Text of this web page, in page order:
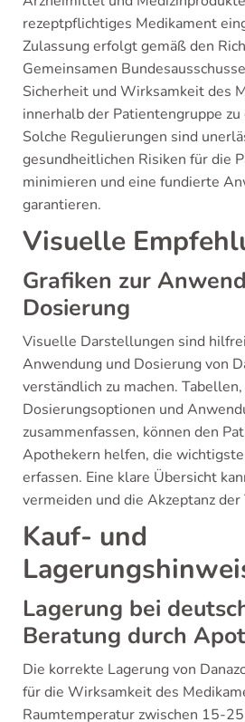
rezeptpflichtiges Medikament
Zulassung erfolgt gemäß den
Gemeinsamen
Sicherheit und Wirksamkeit des
innerhalb der Patientengruppe
Solche Regulierungen sind
gesundheitlichen Risiken für die
minimieren und eine fundierte
garantieren.
Visuelle
Grafiken zur
Dosierung
Visuelle Darstellungen sind
Anwendung und Dosierung von
verständlich zu machen.
Dosierungsoptionen und
zusammenfassen, können den
Apothekern helfen, die
erfassen. Eine klare Übersicht
vermeiden und die Akzeptanz
Kauf- und
Lagerung bei
Beratung durch
Die korrekte Lagerung von
für die Wirksamkeit des
Raumtemperatur zwischen 15-